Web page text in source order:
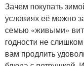
Зачем покупать
условиях её можно
семью «живыми»
годности не
вам продлить